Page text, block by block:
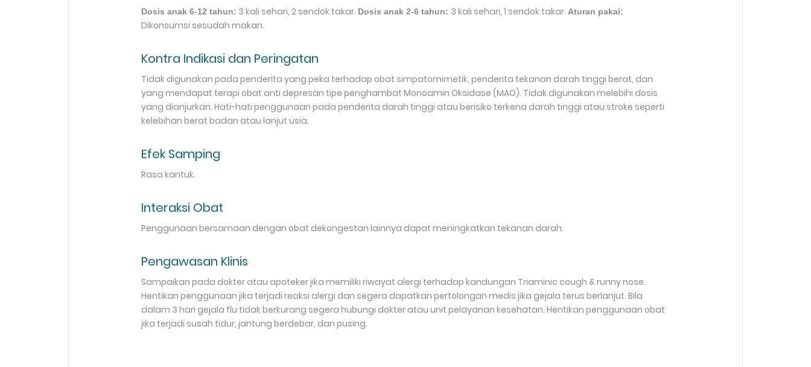
Dosis anak 6-12 tahun: 3 kali sehari, 2 sendok takar. Dosis anak 2-6 tahun: 3 kali sehari, 1 sendok takar. Aturan pakai:
Dikonsumsi sesudah makan.
Kontra Indikasi dan Peringatan
Tidak digunakan pada penderita yang peka terhadap obat simpatomimetik, penderita tekanan darah tinggi berat, dan
yang mendapat terapi obat anti depresan tipe penghambat Monoamin Oksidase (MAO). Tidak digunakan melebihi dosis
yang dianjurkan. Hati-hati penggunaan pada penderita darah tinggi atau berisiko terkena darah tinggi atau stroke seperti
kelebihan berat badan atau lanjut usia.
Efek Samping
Rasa kantuk.
Interaksi Obat
Penggunaan bersamaan dengan obat dekongestan lainnya dapat meningkatkan tekanan darah.
Pengawasan Klinis
Sampaikan pada dokter atau apoteker jika memiliki riwayat alergi terhadap kandungan Triaminic cough & runny nose.
Hentikan penggunaan jika terjadi reaksi alergi dan segera dapatkan pertolongan medis jika gejala terus berlanjut. Bila
dalam 3 hari gejala flu tidak berkurang segera hubungi dokter atau unit pelayanan kesehatan. Hentikan penggunaan obat
jika terjadi susah tidur, jantung berdebar, dan pusing.